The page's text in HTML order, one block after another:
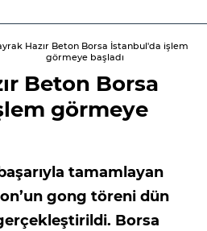
Hazır Beton Borsa İstanbul'da işlem
görmeye başladı
Beton Borsa
görmeye
tamamlayan
gong töreni dün
Borsa